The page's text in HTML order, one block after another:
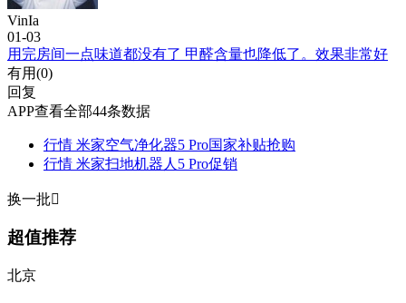
VinIa
01-03
用完房间一点味道都没有了 甲醛含量也降低了。效果非常好
有用(0)
回复
APP查看全部44条数据
行情 米家空气净化器5 Pro国家补贴抢购
行情 米家扫地机器人5 Pro促销
换一批
超值推荐
北京